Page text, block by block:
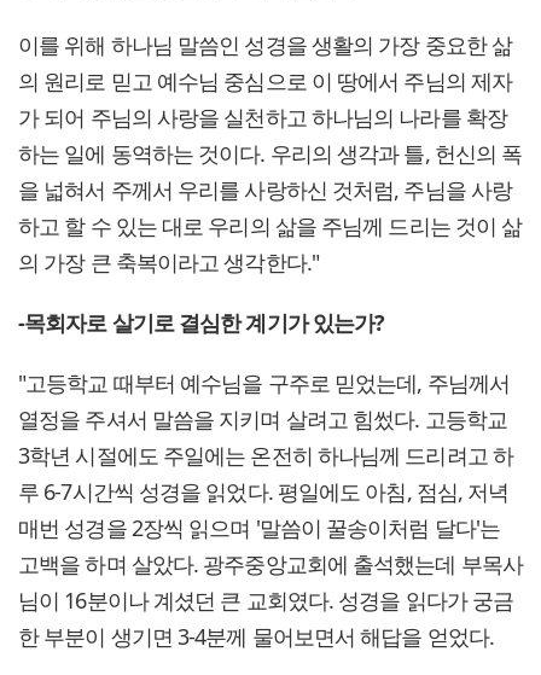
이를 위해 하나님 말씀인 성경을 생활의 가장 중요한 삶
의 원리로 믿고 예수님 중심으로 이 땅에서 주님의 제자
가 되어 주님의 사랑을 실천하고 하나님의 나라를 확장
하는 일에 동역하는 것이다. 우리의 생각과 틀, 헌신의 폭
을 넓혀서 주께서 우리를 사랑하신 것처럼, 주님을 사랑
하고 할 수 있는 대로 우리의 삶을 주님께 드리는 것이 삶
의 가장 큰 축복이라고 생각한다."
-목회자로 살기로 결심한 계기가 있는가?
"고등학교 때부터 예수님을 구주로 믿었는데, 주님께서
열정을 주셔서 말씀을 지키며 살려고 힘썼다. 고등학교
3학년 시절에도 주일에는 온전히 하나님께 드리려고 하
루 6-7시간씩 성경을 읽었다. 평일에도 아침, 점심, 저녁
매번 성경을 2장씩 읽으며 '말씀이 꿀송이처럼 달다'는
고백을 하며 살았다. 광주중앙교회에 출석했는데 부목사
님이 16분이나 계셨던 큰 교회였다. 성경을 읽다가 궁금
한 부분이 생기면 3-4분께 물어보면서 해답을 얻었다.